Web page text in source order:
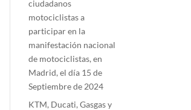
ciudadanos
motociclistas a
participar en la
manifestación nacional
de motociclistas, en
Madrid, el día 15 de
Septiembre de 2024
KTM, Ducati, Gasgas y